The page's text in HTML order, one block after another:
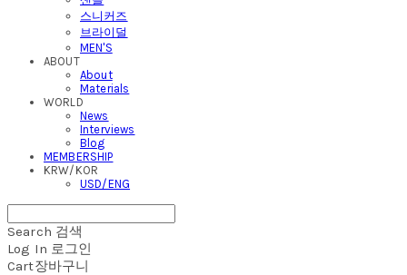
스니커즈
브라이덜
MEN'S
ABOUT
About
Materials
WORLD
News
Interviews
Blog
MEMBERSHIP
KRW/KOR
USD/ENG
Search 검색
Log In 로그인
Cart장바구니